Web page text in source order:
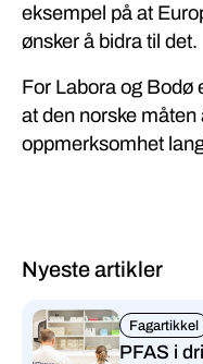
eksempel på at
ønsker å bidra til det.
For Labora og Bodø
at den norske måten
oppmerksomhet
Nyeste artikler
Fagartikkel
PFAS i